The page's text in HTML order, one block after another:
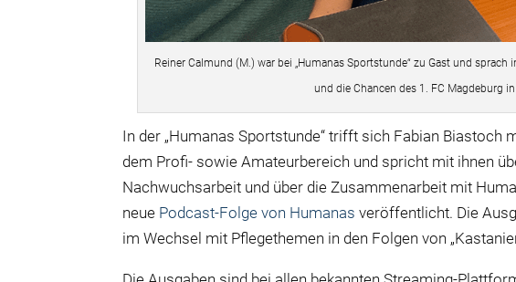
Reiner Calmund (M.) war bei „Humanas Sportstunde“ zu Gast und
und die Chancen des 1. FC Magdeburg
In der „Humanas Sportstunde“ trifft sich Fabian Biastoch
dem Profi- sowie Amateurbereich und spricht mit ihnen
Nachwuchsarbeit und über die Zusammenarbeit mit
neue Podcast-Folge von Humanas veröffentlicht. Die
im Wechsel mit Pflegethemen in den Folgen von